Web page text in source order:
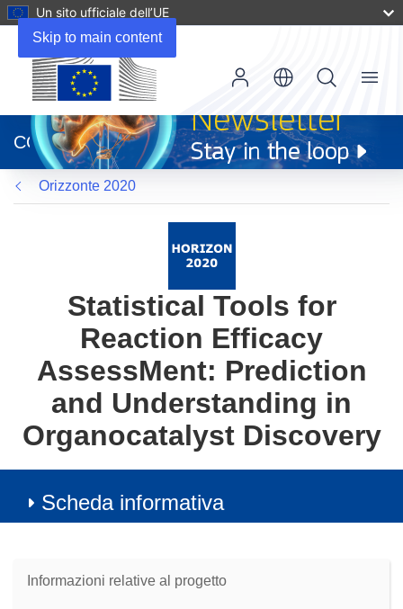
Skip to main content
Un sito ufficiale dell’UE
apre
in
una
nuova
finestra)
CORDIS
Menu
Orizzonte 2020
Statistical Tools for
Reaction Efficacy
AssessMent: Prediction
and Understanding in
Organocatalyst Discovery
Scheda informativa
Informazioni relative al progetto